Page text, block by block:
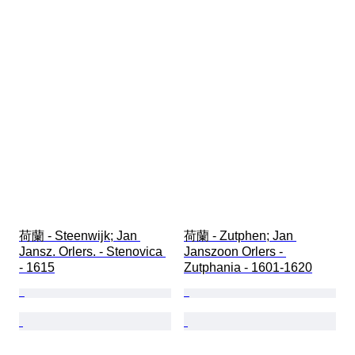
荷蘭 - Steenwijk; Jan
Jansz. Orlers. - Stenovica
- 1615
荷蘭 - Zutphen; Jan
Janszoon Orlers -
Zutphania - 1601-1620